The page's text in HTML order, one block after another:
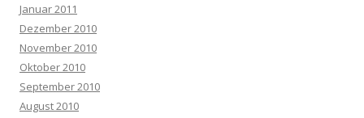
Januar 2011
Dezember 2010
November 2010
Oktober 2010
September 2010
August 2010